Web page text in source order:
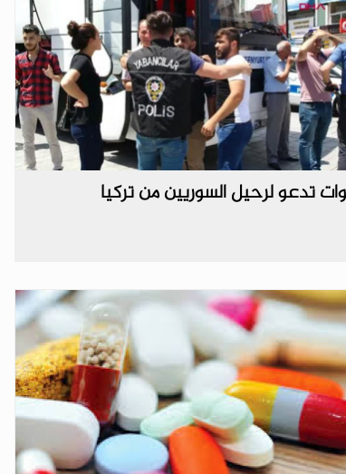
تدعو لرحيل السوريين من تركيا